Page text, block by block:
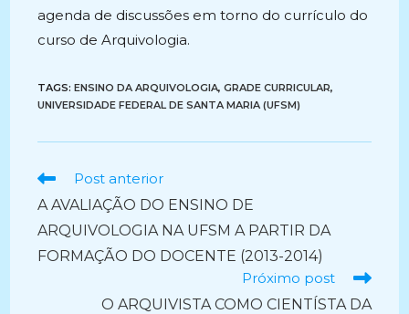
agenda de discussões em torno do currículo do
curso de Arquivologia.
TAGS:ENSINO DA ARQUIVOLOGIA, GRADE CURRICULAR,
UNIVERSIDADE FEDERAL DE SANTA MARIA (UFSM)
Ler
artigos
Post anterior
A AVALIAÇÃO DO ENSINO DE
ARQUIVOLOGIA NA UFSM A PARTIR DA
FORMAÇÃO DO DOCENTE (2013-2014)
Próximo post
O ARQUIVISTA COMO CIENTÍSTA DA